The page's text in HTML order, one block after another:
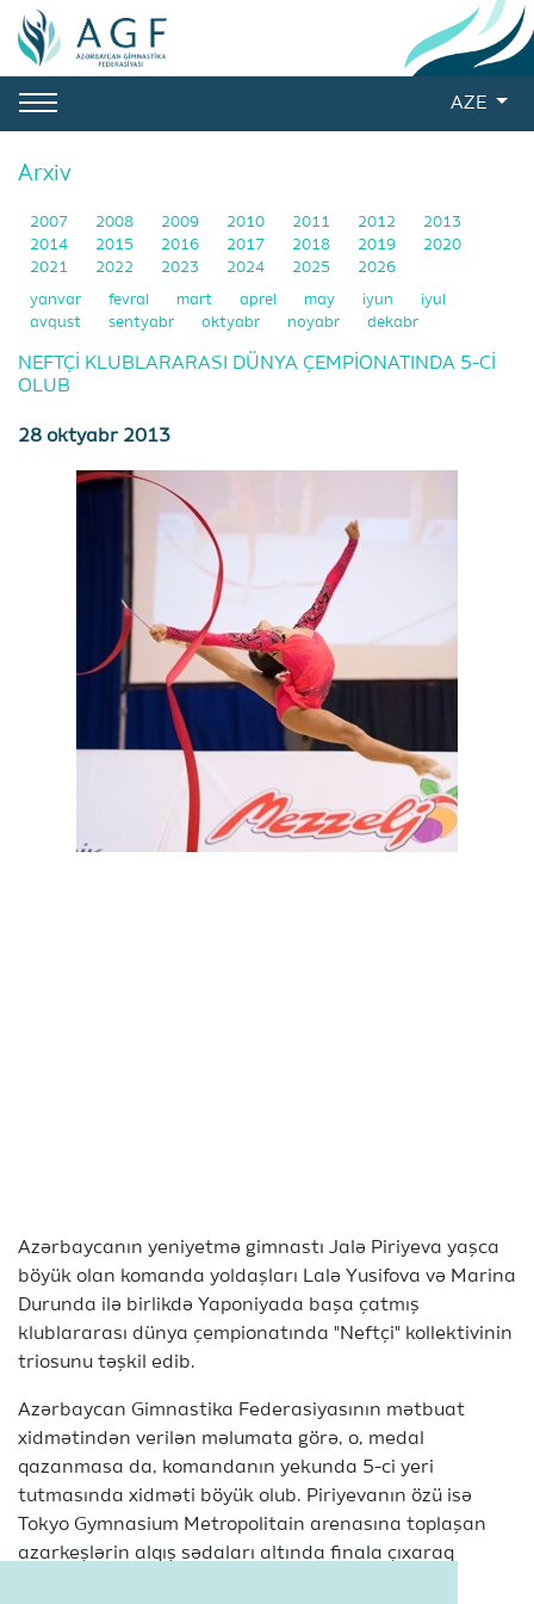
AZE
Arxiv
2007 2008 2009 2010 2011 2012
2013
2014
2015 2016 2017 2018 2019
2020
2021
2022 2023 2024 2025 2026
yanvar fevral mart aprel may iyun
iyul
avqust
sentyabr oktyabr noyabr dekabr
NEFTÇİ KLUBLARARASI DÜNYA ÇEMPİONATINDA 5-Cİ
OLUB
28 oktyabr 2013
Azərbaycanın yeniyetmə gimnastı Jalə Piriyeva yaşca
böyük olan komanda yoldaşları Lalə Yusifova və Marina
Durunda ilə birlikdə Yaponiyada başa çatmış
klublararası dünya çempionatında "Neftçi" kollektivinin
triosunu təşkil edib.
Azərbaycan Gimnastika Federasiyasının mətbuat
xidmətindən verilən məlumata görə, o, medal
qazanmasa da, komandanın yekunda 5-ci yeri
tutmasında xidməti böyük olub. Piriyevanın özü isə
Tokyo Gymnasium Metropolitain arenasına toplaşan
azarkeşlərin alqış sədaları altında finala çıxaraq